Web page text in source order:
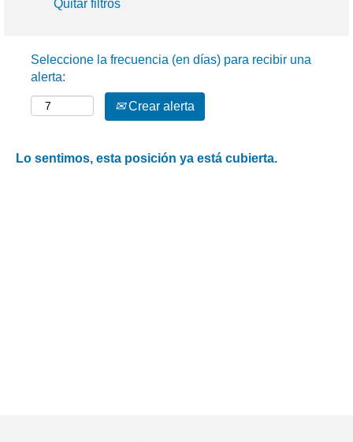
Quitar filtros
Seleccione la frecuencia (en días) para recibir una
alerta:
Crear alerta
Lo sentimos, esta posición ya está cubierta.